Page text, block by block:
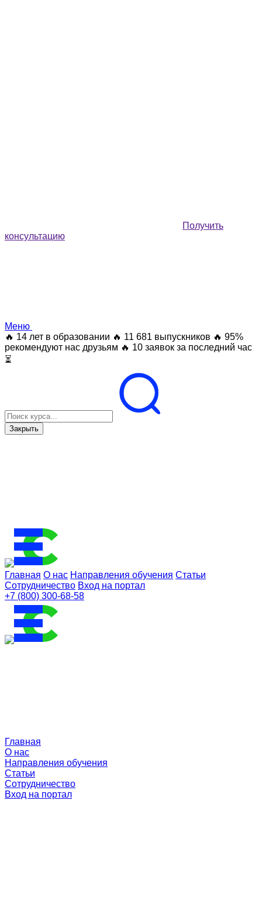
Получить
консультацию
Меню
🔥 14 лет в образовании 🔥 11 681 выпускников 🔥 95%
рекомендуют нас друзьям 🔥 10 заявок за последний час
⏳
Закрыть
Главная О нас Направления обучения Статьи
Сотрудничество Вход на портал
+7 (800) 300-68-58
Главная
О нас
Направления обучения
Статьи
Сотрудничество
Вход на портал